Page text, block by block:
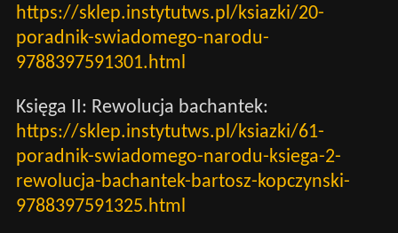
https://sklep.instytutws.pl/ksiazki/20-
poradnik-swiadomego-narodu-
9788397591301.html
Księga II: Rewolucja bachantek:
https://sklep.instytutws.pl/ksiazki/61-
poradnik-swiadomego-narodu-ksiega-2-
rewolucja-bachantek-bartosz-kopczynski-
9788397591325.html